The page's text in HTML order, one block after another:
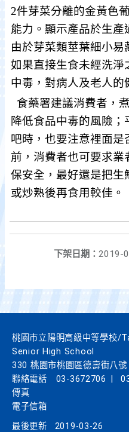
2件芽菜分離的金黃色
能力。顯示產品於生產
由於芽菜類莖葉細小易
如果直接生食未經洗淨
中毒，對病人及老人的
食藥署建議消費者，
降低食品中毒的風險
吧時，也要注意裡面是
前，消費者也可要求業
保安全，最好還是把生
或炒熟後再食用較佳。
下架日期： 2019-
桃園市立陽明高級中等學校/
Senior High School
330 桃園市桃園區德壽街八號
聯絡電話
03-3672706
傳真
電子信箱
最後更新
2019-03-26